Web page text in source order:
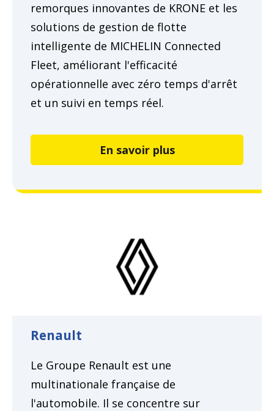
remorques innovantes de KRONE et les
solutions de gestion de flotte
intelligente de MICHELIN Connected
Fleet, améliorant l'efficacité
opérationnelle avec zéro temps d'arrêt
et un suivi en temps réel.
En savoir plus
Renault
Le Groupe Renault est une
multinationale française de
l'automobile. Il se concentre sur